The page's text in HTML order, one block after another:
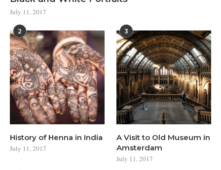
July 11, 2017
2
History of Henna in India
July 11, 2017
3
A Visit to Old Museum in
Amsterdam
July 11, 2017